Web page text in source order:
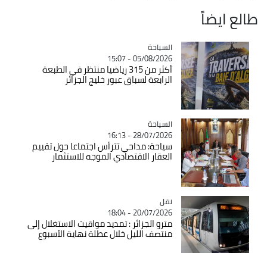
طالع ايضاً
Catégorie
السياحة
05/08/2026 - 15:07
أكثر من 315 رياضيا منتظر في الطبعة
الرابعة لسباق عبور خليج الجزائر
Catégorie
السياحة
28/07/2026 - 16:13
سياحة: مداحي تترأس اجتماعا حول تقييم
العقار الاقتصادي الموجه للاستثمار
Catégorie
نقل
20/07/2026 - 18:04
مترو الجزائر : تمديد مواقيت الاستغلال إلى
منتصف الليل خلال عطلة نهاية الأسبوع